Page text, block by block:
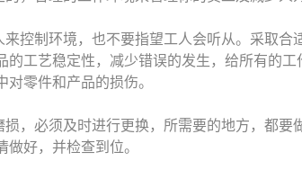
来控制环境，也不要指望工人会听从。采取
的工艺稳定性，减少错误的发生，给所有的
对零件和产品的损伤。
损，必须及时进行更换，所需要的地方，都
做好，并检查到位。